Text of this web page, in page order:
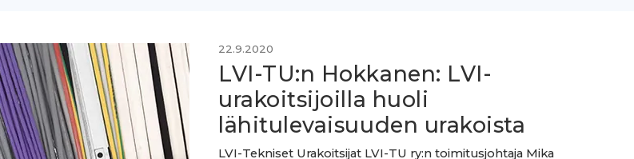
22.9.2020
LVI-TU:n Hokkanen: LVI-
urakoitsijoilla huoli
lähitulevaisuuden urakoista
LVI-Tekniset Urakoitsijat LVI-TU ry:n toimitusjohtaja Mika